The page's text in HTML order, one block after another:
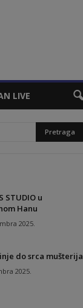
LIVE
STUDIO u
Hanu
2025.
do srca mušterija
2025.